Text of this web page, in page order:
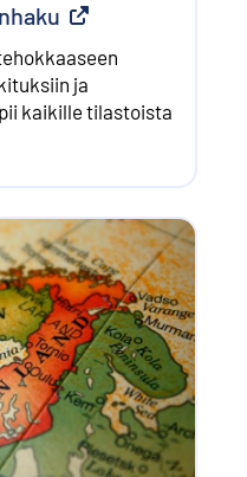
Ulkoinen linkki
ja
kaikille tilastoista